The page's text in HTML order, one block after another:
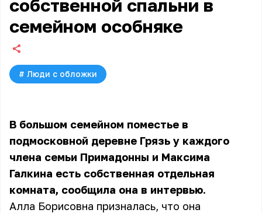
собственной спальни в
семейном особняке
# Люди с обложки
В большом семейном поместье в
подмосковной деревне Грязь у каждого
члена семьи Примадонны и Максима
Галкина есть собственная отдельная
комната, сообщила она в интервью.
Алла Борисовна призналась, что она